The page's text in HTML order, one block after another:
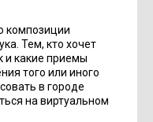
композиции
Тем, кто хочет
и какие приемы
того или иного
в городе
на виртуальном